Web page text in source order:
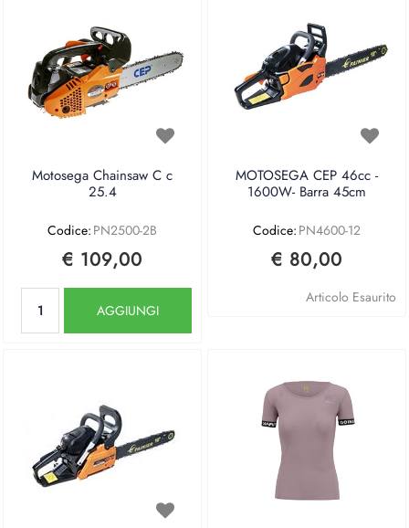
Motosega Chainsaw C c
25.4
Codice: PN2500-2B
€ 109,00
AGGIUNGI
MOTOSEGA CEP 46cc -
1600W- Barra 45cm
Codice: PN4600-12
€ 80,00
Articolo Esaurito